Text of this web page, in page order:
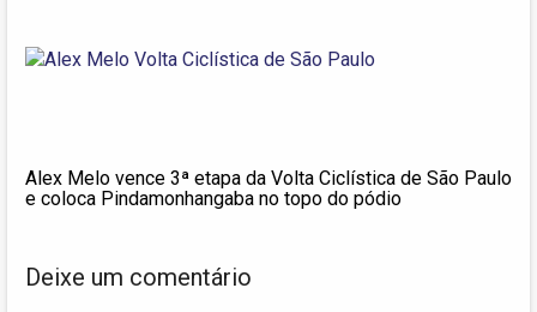
Alex Melo vence 3ª etapa da Volta Ciclística de São Paulo
e coloca Pindamonhangaba no topo do pódio
Deixe um comentário